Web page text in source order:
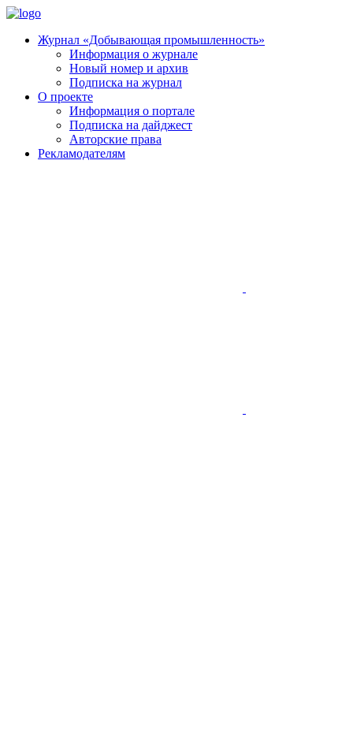
Журнал «Добывающая промышленность»
Информация о журнале
Новый номер и архив
Подписка на журнал
О проекте
Информация о портале
Подписка на дайджест
Авторские права
Рекламодателям